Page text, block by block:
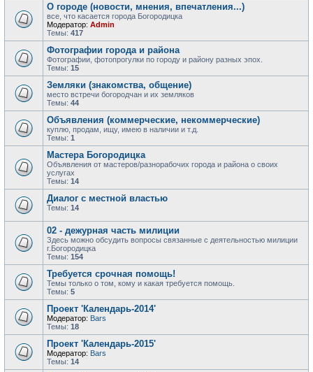
О городе (новости, мнения, впечатления...)
все, что касается города Богородицка
Модератор: Admin
Темы: 417
Фотографии города и района
Фотографии, фотопрогулки по городу и району разных эпох.
Темы: 15
Земляки (знакомства, общение)
место встречи богородчан и их земляков
Темы: 44
Объявления (коммерческие, некоммерческие)
куплю, продам, ищу, имею в наличии и т.д.
Темы: 1
Мастера Богородицка
Объявления от мастеров/разнорабочих города и района о своих
услугах
Темы: 14
Диалог с местной властью
Темы: 14
02 - дежурная часть милиции
Здесь можно обсудить вопросы связанные с деятельностью милиции
г.Богородицка
Темы: 154
Требуется срочная помощь!
Темы только о том, кому и какая требуется помощь.
Темы: 5
Проект 'Календарь-2014'
Модератор: Bars
Темы: 18
Проект 'Календарь-2015'
Модератор: Bars
Темы: 14